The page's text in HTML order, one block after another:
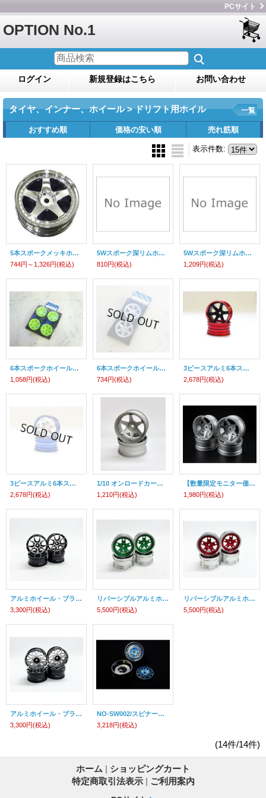
PCサイト
OPTION No.1
ログイン 新規登録はこちら お問い合わせ
タイヤ、インナー、ホイール > ドリフト用ホイル 一覧
おすすめ順 価格の安い順 売れ筋順
表示件数:
5本スポークメッキホイール（26mm/4コ入）
744円～1,326円(税込)
5Wスポーク深リムホイール・各色（オフ7mm/2個入）
810円(税込)
5Wスポーク深リムホイール・各色（オフ7mm/4個入）
1,209円(税込)
6本スポークホイール4個入
1,058円(税込)
6本スポークホイール2個入
734円(税込)
3ピースアルミ6本スポークホイル 2個入
2,678円(税込)
3ピースアルミ6本スポークホイル 2個入（シルバー/ブルーリム）
2,678円(税込)
1/10 オンロードカー用アルミホイール26mm幅 （オフセット+6mm) 2ps
1,210円(税込)
【数量限定モニター価格】1/10 オンロードカー用アルミホイール26mm幅 （オフセット+6mm) 4ps
1,980円(税込)
アルミホイール・ブラック（26mm幅/オフセット2）
3,300円(税込)
リバーシブルアルミホイール・グリーン（26mm幅/オフセット3/5）
5,500円(税込)
リバーシブルアルミホイール・レッド（26mm幅/オフセット3/5）
5,500円(税込)
アルミホイール・ブラック（26mm幅/オフセット2）
3,300円(税込)
NO-SW002/スピナーアルミホイール（メッシュ/オフセット2mm/2個入）
3,218円(税込)
(14件/14件)
ホーム | ショッピングカート
特定商取引法表示 | ご利用案内